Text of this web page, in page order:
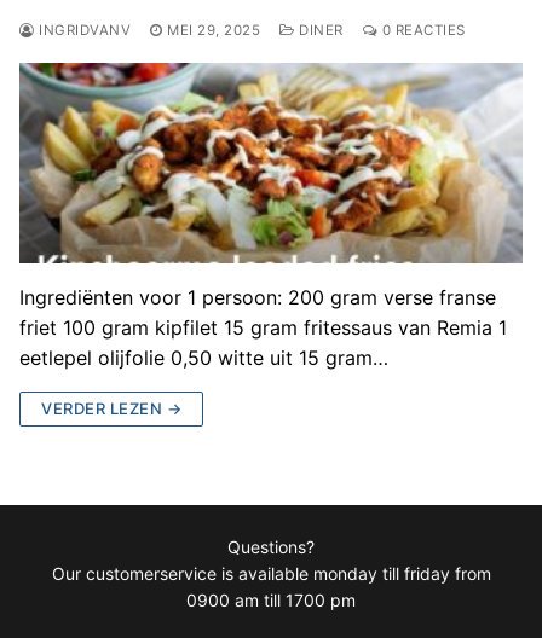
INGRIDVANV MEI 29, 2025 DINER 0 REACTIES
Ingrediënten voor 1 persoon: 200 gram verse franse
friet 100 gram kipfilet 15 gram fritessaus van Remia 1
eetlepel olijfolie 0,50 witte uit 15 gram…
VERDER LEZEN →
Questions?
Our customerservice is available monday till friday from
0900 am till 1700 pm